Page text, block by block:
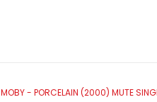
MOBY - PORCELAIN (2000) MUTE